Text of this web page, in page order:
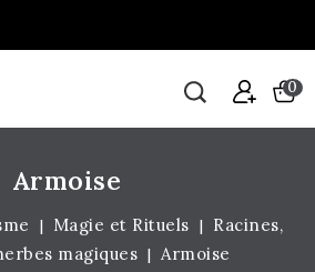
0
Armoise
Magie et Rituels
Racines,
magiques
Armoise